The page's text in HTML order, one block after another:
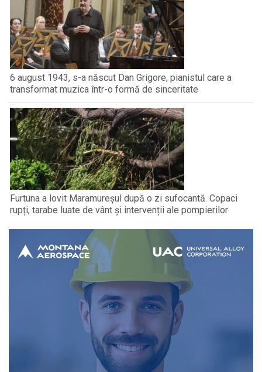
6 august 1943, s-a născut Dan Grigore, pianistul care a
transformat muzica într-o formă de sinceritate
Furtuna a lovit Maramureșul după o zi sufocantă. Copaci
rupți, tarabe luate de vânt și intervenții ale pompierilor